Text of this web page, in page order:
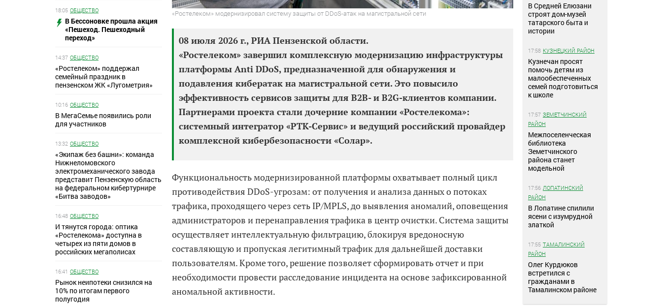
18:05 ОБЩЕСТВО
В Бессоновке прошла акция
«Пешеход. Пешеходный
переход»
14:37 ОБЩЕСТВО
«Ростелеком» поддержал
семейный праздник в
пензенском ЖК «Лугометрия»
10:16 ОБЩЕСТВО
В МегаСемье появились роли
для участников
13:32 ОБЩЕСТВО
«Экипаж без башни»: команда
Нижнеломовского
электромеханического завода
представит Пензенскую область
на федеральном кибертурнире
«Битва заводов»
16:48 ОБЩЕСТВО
И тянутся города: оптика
«Ростелекома» доступна в
четырех из пяти домов в
российских мегаполисах
16:41 ОБЩЕСТВО
Рынок неипотеки снизился на
10% по итогам первого
полугодия
«Ростелеком» модернизировал систему защиты от DDoS-атак на магистральной сети
08 июля 2026 г., РИА Пензенской области.
«Ростелеком» завершил комплексную модернизацию инфраструктуры
платформы Anti DDoS, предназначенной для обнаружения и
подавления кибератак на магистральной сети. Это повысило
эффективность сервисов защиты для B2B- и B2G-клиентов компании.
Партнерами проекта стали дочерние компании «Ростелекома»:
системный интегратор «РТК-Сервис» и ведущий российский провайдер
комплексной кибербезопасности «Солар».
Функциональность модернизированной платформы охватывает полный цикл
противодействия DDoS-угрозам: от получения и анализа данных о потоках
трафика, проходящего через сеть IP/MPLS, до выявления аномалий, оповещения
администраторов и перенаправления трафика в центр очистки. Система защиты
осуществляет интеллектуальную фильтрацию, блокируя вредоносную
составляющую и пропуская легитимный трафик для дальнейшей доставки
пользователям. Кроме того, решение позволяет сформировать отчет и при
необходимости провести расследование инцидента на основе зафиксированной
аномальной активности.
В Средней Елюзани
строят дом-музей
татарского быта и
истории
17:58 КУЗНЕЦКИЙ РАЙОН
Кузнечан просят
помочь детям из
малообеспеченных
семей подготовиться
к школе
17:57 ЗЕМЕТЧИНСКИЙ
РАЙОН
Межпоселенческая
библиотека
Земетчинского
района станет
модельной
17:56 ЛОПАТИНСКИЙ
РАЙОН
В Лопатине спилили
ясени с изумрудной
златкой
17:55 ТАМАЛИНСКИЙ
РАЙОН
Олег Курдюков
встретился с
гражданами в
Тамалинском районе